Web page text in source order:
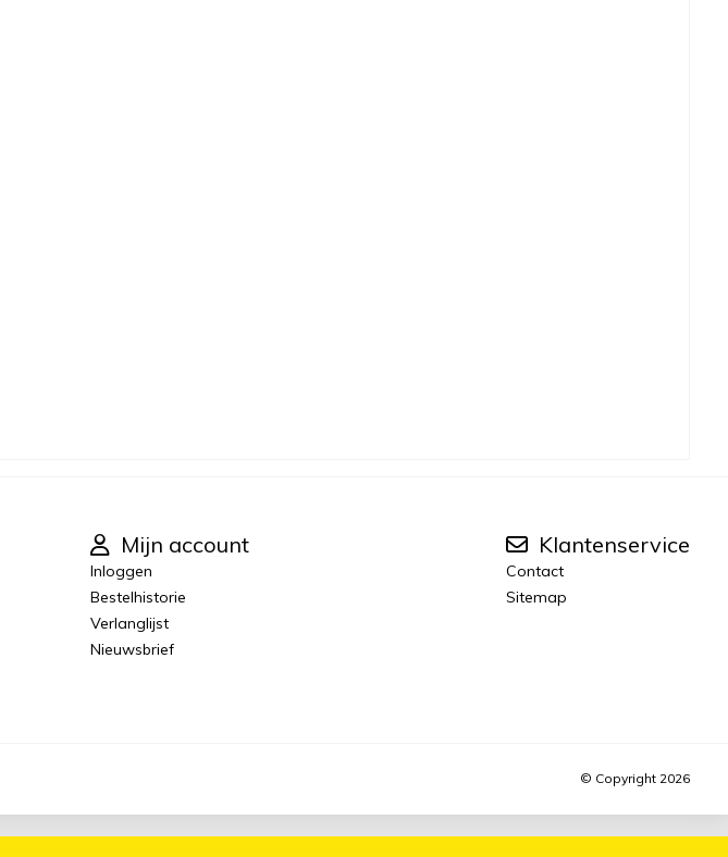
Mijn account
Inloggen
Bestelhistorie
Verlanglijst
Nieuwsbrief
Klantenservice
Contact
Sitemap
© Copyright 2026